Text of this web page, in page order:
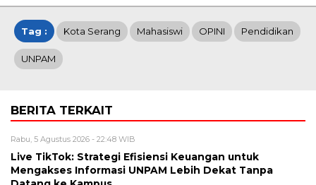
Tag : Kota Serang Mahasiswi OPINI Pendidikan
UNPAM
BERITA TERKAIT
Rabu, 5 Agustus 2026 - 22:48 WIB
Live TikTok: Strategi Efisiensi Keuangan untuk
Mengakses Informasi UNPAM Lebih Dekat Tanpa